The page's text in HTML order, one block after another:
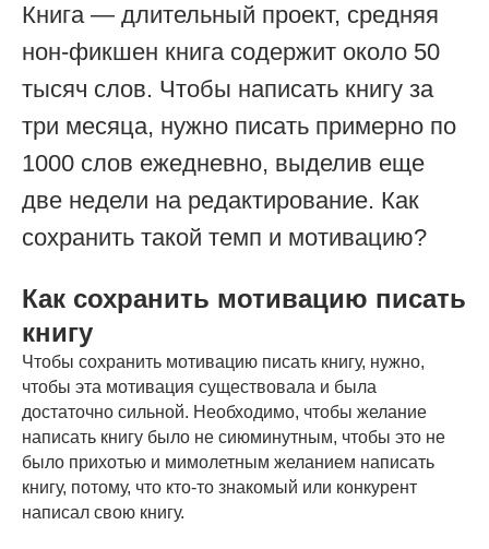
Книга — длительный проект, средняя
нон-фикшен книга содержит около 50
тысяч слов. Чтобы написать книгу за
три месяца, нужно писать примерно по
1000 слов ежедневно, выделив еще
две недели на редактирование. Как
сохранить такой темп и мотивацию?
Как сохранить мотивацию писать
книгу
Чтобы сохранить мотивацию писать книгу, нужно,
чтобы эта мотивация существовала и была
достаточно сильной. Необходимо, чтобы желание
написать книгу было не сиюминутным, чтобы это не
было прихотью и мимолетным желанием написать
книгу, потому, что кто-то знакомый или конкурент
написал свою книгу.